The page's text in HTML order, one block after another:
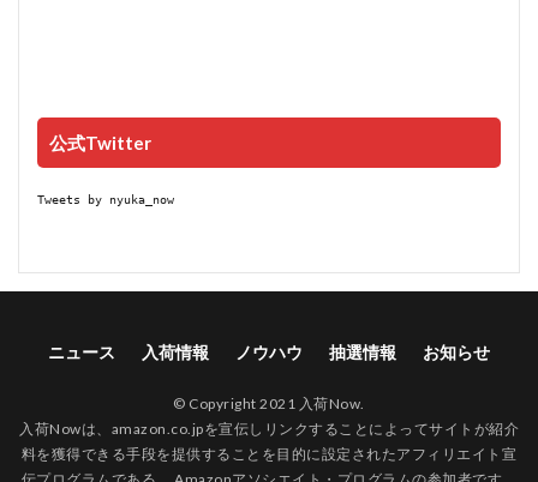
公式Twitter
Tweets by nyuka_now
ニュース 入荷情報 ノウハウ 抽選情報 お知らせ
© Copyright 2021 入荷Now.
入荷Nowは、amazon.co.jpを宣伝しリンクすることによってサイトが紹介
料を獲得できる手段を提供することを目的に設定されたアフィリエイト宣
伝プログラムである、 Amazonアソシエイト・プログラムの参加者です。